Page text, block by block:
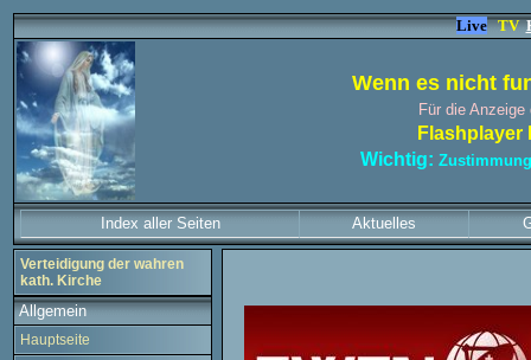
Live TV
Wenn es nicht
Für die
Flashplayer
Wichtig:
Index aller Seiten Aktuelles
Verteidigung der wahren
kath. Kirche
Allgemein
Hauptseite